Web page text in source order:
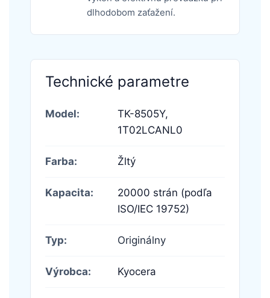
dlhodobom zaťažení.
Technické parametre
Model:
TK-8505Y,
1T02LCANL0
Farba: Žltý
Kapacita:
20000 strán (podľa
ISO/IEC 19752)
Typ: Originálny
Výrobca: Kyocera